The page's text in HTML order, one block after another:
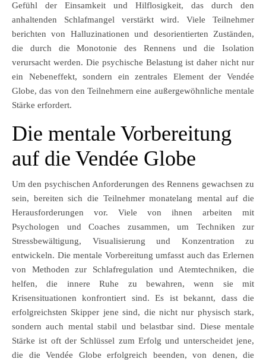
Gefühl der Einsamkeit und Hilflosigkeit, das durch den
anhaltenden Schlafmangel verstärkt wird. Viele Teilnehmer
berichten von Halluzinationen und desorientierten Zuständen,
die durch die Monotonie des Rennens und die Isolation
verursacht werden. Die psychische Belastung ist daher nicht nur
ein Nebeneffekt, sondern ein zentrales Element der Vendée
Globe, das von den Teilnehmern eine außergewöhnliche mentale
Stärke erfordert.
Die mentale Vorbereitung
auf die Vendée Globe
Um den psychischen Anforderungen des Rennens gewachsen zu
sein, bereiten sich die Teilnehmer monatelang mental auf die
Herausforderungen vor. Viele von ihnen arbeiten mit
Psychologen und Coaches zusammen, um Techniken zur
Stressbewältigung, Visualisierung und Konzentration zu
entwickeln. Die mentale Vorbereitung umfasst auch das Erlernen
von Methoden zur Schlafregulation und Atemtechniken, die
helfen, die innere Ruhe zu bewahren, wenn sie mit
Krisensituationen konfrontiert sind. Es ist bekannt, dass die
erfolgreichsten Skipper jene sind, die nicht nur physisch stark,
sondern auch mental stabil und belastbar sind. Diese mentale
Stärke ist oft der Schlüssel zum Erfolg und unterscheidet jene,
die die Vendée Globe erfolgreich beenden, von denen, die